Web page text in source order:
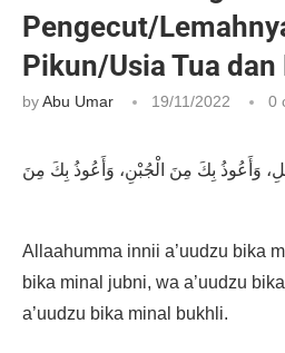
Pengecut/
Pikun/Usia Tua
byAbu Umar 19/11/2022 0
وَأَعُوذُ بِكَ مِنَ الْجُبْنِ، وَأَعُوذُ بِكَ مِنَ
Allaahumma innii a’uudzu bika
bika minal jubni, wa a’uudzu
a’uudzu bika minal bukhli.